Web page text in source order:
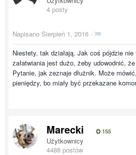
4 posty
Napisano Sierpień 1, 2016 ·
Niestety, tak działają. Jak coś pójdzie
załatwiania jest dużo, żeby udowodnić,
Pytanie, jak zeznaje dłużnik. Może
pieniędzy, bo miały być przekazane
Marecki 155
Użytkownicy
4488 postów